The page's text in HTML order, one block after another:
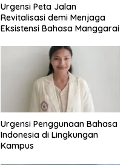
Urgensi Peta Jalan
Revitalisasi demi Menjaga
Eksistensi Bahasa Manggarai
Urgensi Penggunaan Bahasa
Indonesia di Lingkungan
Kampus